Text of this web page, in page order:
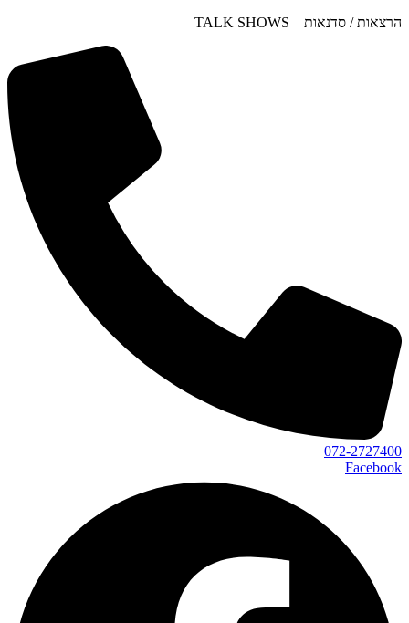
דלג
הרצאות / סדנאות TALK SHOWS
072-2727400
Facebook